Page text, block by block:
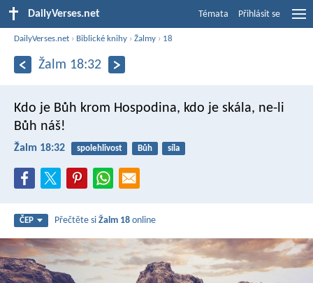
DailyVerses.net Témata Přihlásit se
DailyVerses.net › Biblické knihy ›Žalmy › 18
Žalm 18:32
Kdo je Bůh krom Hospodina, kdo je skála, ne-li
Bůh náš!
Žalm 18:32 spolehlivost Bůh síla
ČEP Přečtěte siŽalm 18 online